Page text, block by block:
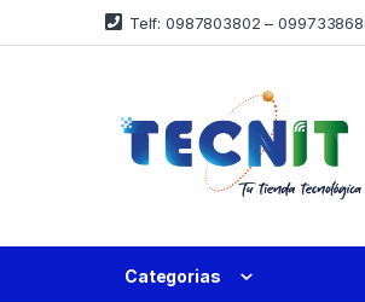
Telf: 0987803802 –
Categorias